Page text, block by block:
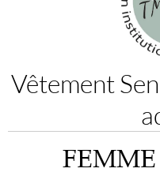
Vêtement